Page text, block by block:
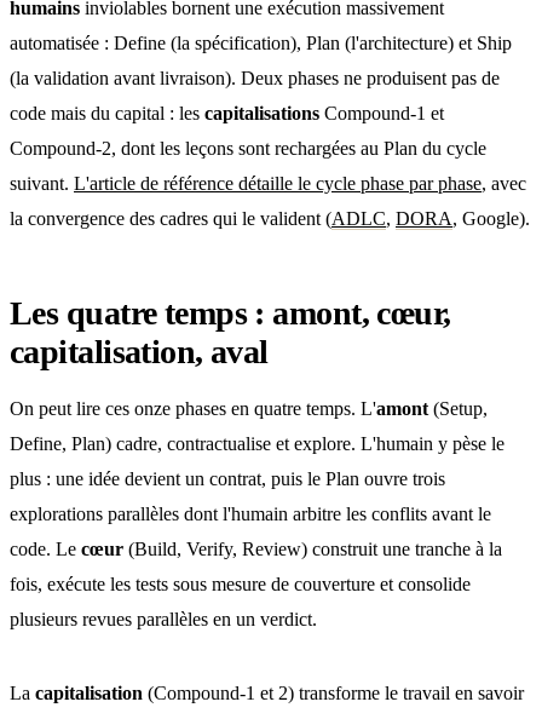
humains inviolables bornent une exécution massivement
automatisée : Define (la spécification), Plan (l'architecture) et Ship
(la validation avant livraison). Deux phases ne produisent pas de
code mais du capital : les capitalisations Compound-1 et
Compound-2, dont les leçons sont rechargées au Plan du cycle
suivant. L'article de référence détaille le cycle phase par phase, avec
la convergence des cadres qui le valident (ADLC, DORA, Google).
Les quatre temps : amont, cœur,
capitalisation, aval
On peut lire ces onze phases en quatre temps. L'amont (Setup,
Define, Plan) cadre, contractualise et explore. L'humain y pèse le
plus : une idée devient un contrat, puis le Plan ouvre trois
explorations parallèles dont l'humain arbitre les conflits avant le
code. Le cœur (Build, Verify, Review) construit une tranche à la
fois, exécute les tests sous mesure de couverture et consolide
plusieurs revues parallèles en un verdict.
La capitalisation (Compound-1 et 2) transforme le travail en savoir